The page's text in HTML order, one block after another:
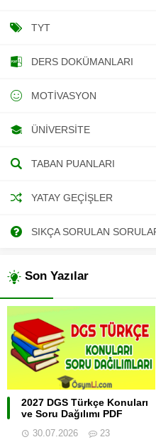
TYT
DERS DOKÜMANLARI
MOTIVASYON
ÜNIVERSITE
TABAN PUANLARI
YATAY GEÇIŞLER
SIKÇA SORULAN
Son Yazılar
2027 DGS Türkçe Konuları
ve Soru Dağılımı PDF
30.07.2026 23